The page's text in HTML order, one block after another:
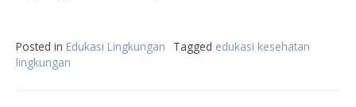
Posted in Edukasi Lingkungan Tagged edukasi kesehatan
lingkungan